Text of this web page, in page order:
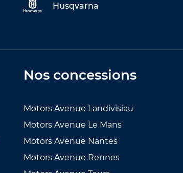
Husqvarna
Nos concessions
Motors Avenue Landivisiau
Motors Avenue Le Mans
Motors Avenue Nantes
Motors Avenue Rennes